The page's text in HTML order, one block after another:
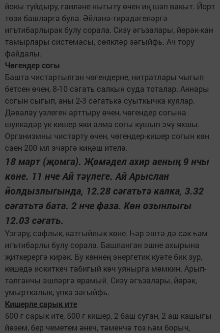
йокы туйдыру, гаиләне ныгыту өчен иң шәп вакыт. Йорт
төзи башларга була. Әйләнә-тирәдәгеләргә
игътибарлырак булу сорала. Сизү әгъзалары, йөрәк-кан
тамырлары системасы, сөякләр зәгыйфь. Ач тору
файдалы.
Чөгендер согы
Башта чистартылган чөгендерне, нитратлары чыгып
бетсен өчен, 8-10 сәгать салкын суда тоталар. Аннары
согын сыгып, аны 2-3 сәгатькә суыткычка куялар.
Дәвалау үзлеген арттыру өчен, чөгендер согына
шулкадәр үк кишер яки алма согы кушып эчү яхшы.
Организмны чистарту өчен, чөгендер-кишер согын көн
саен 200 мл эчәргә киңәш ителә.
18 март (җомга). Җөмәдел ахир аеның 9 нчы
көне. 11 нче Ай тәүлеге. Ай Арыслан
йолдызлыгында, 12.28 сәгатьтә калка, 3.32
сәгатьтә бата. 2 нче фаза. Көн озынлыгы
12.03 сәгать.
Үзгәрү, сафлык, катгыйлык көне. Һәр эштә дә сак һәм
игътибарлы булу сорала. Башланган эшне ахырына
җиткерергә кирәк. Бу көннең энергетик куәте бик зур,
кешедә искиткеч табигый көч уянырга мөмкин. Арып-
талганчы эшләргә ярамый. Сизү әгъзалары, йөрәк,
умырткалык, үпкә зәгыйфь.
Кишерле сарык ите
500 г сарык ите, 500 г кишер, 2 баш суган, 2 аш кашыгы
йөзем, бер чеметем әнеч, тәменчә тоз һәм борыч,